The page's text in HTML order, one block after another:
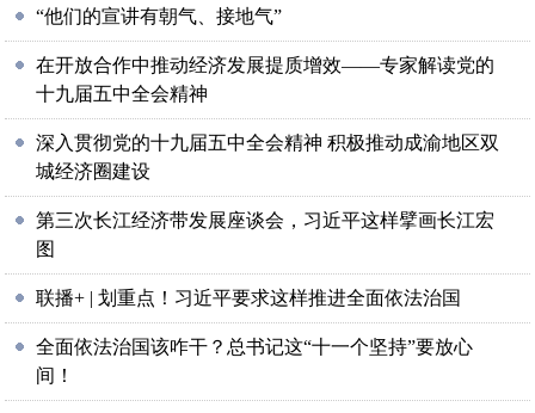
“他们的宣讲有朝气、接地气”
在开放合作中推动经济发展提质增效——专家解读党的
十九届五中全会精神
深入贯彻党的十九届五中全会精神 积极推动成渝地区双
城经济圈建设
第三次长江经济带发展座谈会，习近平这样擘画长江宏
图
联播+ | 划重点！习近平要求这样推进全面依法治国
全面依法治国该咋干？总书记这“十一个坚持”要放心
间！